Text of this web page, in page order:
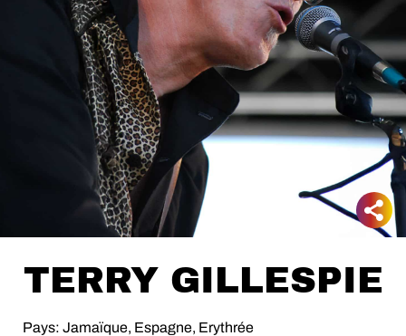
TERRY GILLESPIE
Pays: Jamaïque, Espagne, Erythrée